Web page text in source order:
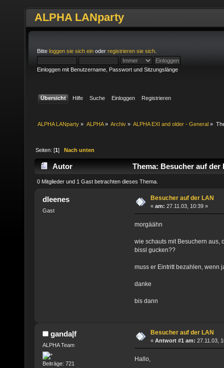
ALPHA LANparty
Bitte loggen sie sich ein oder registrieren sie sich
Einloggen mit Benutzername, Passwort und Sitzungslänge
Übersicht Hilfe Suche Einloggen Registrieren
ALPHA LANparty » ALPHA» Archiv» ALPHA EXI and older - General »
Seiten: [1]Nach unten
Autor Thema: Besucher auf der
0 Mitglieder und 1 Gast betrachten dieses Thema.
dleenes
Gast
Besucher auf der LAN
« am: 27.11.03, 10:39 »
morgäähn
wie schauts mit Besuchern aus,
bissl gucken??
muss er Eintritt bezahlen, wenn
danke
bis dann
ganda|f
ALPHA Team
Beiträge: 721
Besucher auf der LAN
« Antwort #1 am: 27.11.03,
Hallo,